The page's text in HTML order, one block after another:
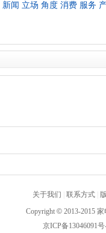
新闻 立场 角度 消费 服务
关于我们 联系方式
Copyright © 2013-2015
京ICP备13046091号